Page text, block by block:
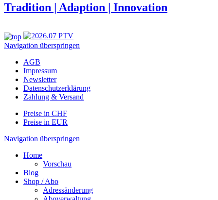
Tradition | Adaption | Innovation
Navigation überspringen
AGB
Impressum
Newsletter
Datenschutzerklärung
Zahlung & Versand
Preise in CHF
Preise in EUR
Navigation überspringen
Home
Vorschau
Blog
Shop / Abo
Adressänderung